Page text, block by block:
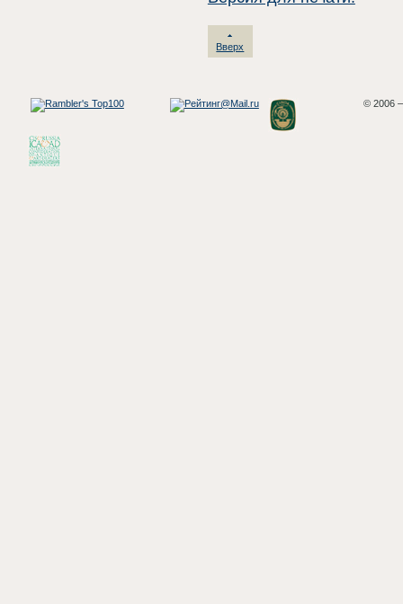
Вверх
© 2006